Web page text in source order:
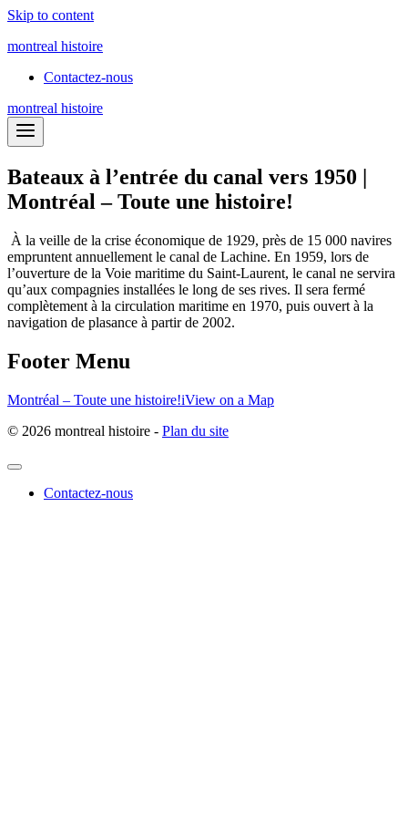
Skip to content
montreal histoire
Contactez-nous
montreal histoire
Bateaux à l’entrée du canal vers 1950 |
Montréal – Toute une histoire!
À la veille de la crise économique de 1929, près de 15 000 navires
empruntent annuellement le canal de Lachine. En 1959, lors de
l’ouverture de la Voie maritime du Saint-Laurent, le canal ne servira
qu’aux compagnies installées le long de ses rives. Il sera fermé
complètement à la circulation maritime en 1970, puis ouvert à la
navigation de plasance à partir de 2002.
Footer Menu
Montréal – Toute une histoire!iView on a Map
© 2026 montreal histoire - Plan du site
Contactez-nous